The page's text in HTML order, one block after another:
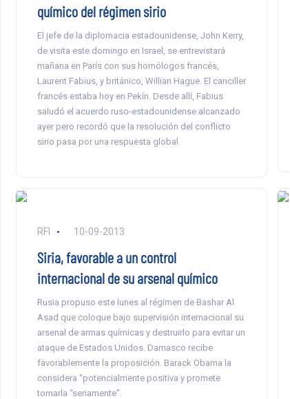
químico del régimen sirio
El jefe de la diplomacia estadounidense, John Kerry,
de visita este domingo en Israel, se entrevistará
mañana en París con sus homólogos francés,
Laurent Fabius, y británico, Willian Hague. El canciller
francés estaba hoy en Pekín. Desde allí, Fabius
saludó el acuerdo ruso-estadounidense alcanzado
ayer pero recordó que la resolución del conflicto
sirio pasa por una respuesta global.
RFI 10-09-2013
Siria, favorable a un control
internacional de su arsenal químico
Rusia propuso este lunes al régimen de Bashar Al
Asad que coloque bajo supervisión internacional su
arsenal de armas químicas y destruirlo para evitar un
ataque de Estados Unidos. Damasco recibe
favorablemente la proposición. Barack Obama la
considera “potencialmente positiva y promete
tomarla “seriamente”.